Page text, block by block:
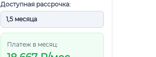
Доступная рассрочка:
Платеж в месяц: